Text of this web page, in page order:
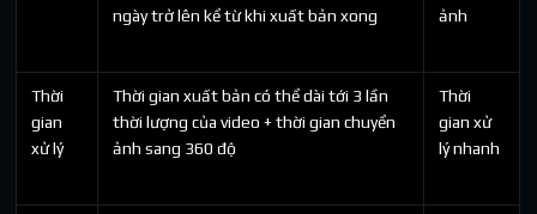
ngày trở lên kể từ khi xuất bản xong
ảnh
Thời
gian
xử lý
Thời gian xuất bản có thể dài tới 3 lần
thời lượng của video + thời gian chuyển
ảnh sang 360 độ
Thời
gian xử
lý nhanh